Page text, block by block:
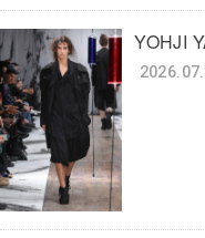
YOHJI